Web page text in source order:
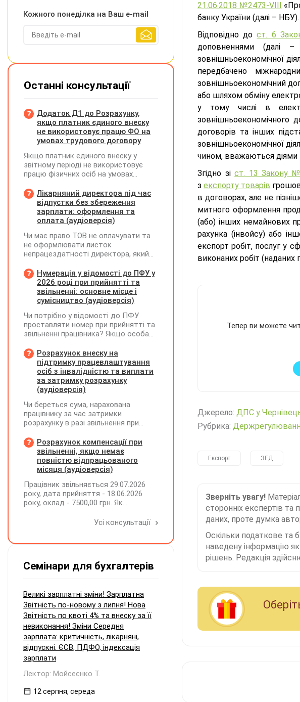
21.06.2018 №2473-VІІІ
банку України (далі – НБУ).
Відповідно дост. 6
доповненнями
зовнішньоекономічної
передбачено
зовнішньоекономічний
або шляхом обміну
у тому числі в
зовнішньоекономічного
договорів та інших
зовнішньоекономічної
чином, вважаються діями
Згідно зіст. 13 Закону
зекспорту товарів
в договорах, але не
митного оформлення
(або) інших немайнових
рахунка (інвойсу) або
експорт робіт, послуг у
виконаних робіт (наданих
Тепер ви можете
Джерело: ДПС у
Рубрика:
Експорт ЗЕД
Зверніть увагу!
сторонніх експертів та
даних, проте думка
Оскільки податкове та
наведену інформацію
рішень. Редакція
Кожного понеділка на Ваш e-mail
Останні консультації
Додаток Д1 до Розрахунку,
якщо платник єдиного внеску
не використовує працю ФО на
умовах трудового договору
Якщо платник єдиного внеску у
звітному періоді не використовує
працю фізичних осіб на умовах
на інших умовах, передбачених
законодавством, Додаток Д1/
Додаток ФІЗ-Д1 за відповідний
період не подається
Лікарняний директора під час
відпустки без збереження
зарплати: оформлення та
оплата (аудіоверсія)
Чи має право ТОВ не оплачувати та
не оформлювати листок
непрацездатності директора, який
збереження заробітної плати під час
призупинення діяльності
підприємства?
Нумерація у відомості до ПФУ у
2026 році при прийнятті та
звільненні: основне місце і
сумісництво (аудіоверсія)
Чи потрібно у відомості до ПФУ
проставляти номер при прийнятті та
звільненні працівника? Якщо особа
місцем роботи та за сумісництвом,
чи рахується це як два роботодавці?
Розрахунок внеску на
підтримку працевлаштування
осіб з інвалідністю та виплати
за затримку розрахунку
(аудіоверсія)
Чи береться сума, нарахована
працівнику за час затримки
розрахунку в разі звільнення при
заробітної плати (винагороди), для
розрахунку внеску на підтримку
працевлаштування осіб з
інвалідністю?
Розрахунок компенсації при
звільненні, якщо немає
повністю відпрацьованого
місяця (аудіоверсія)
Працівник звільняється 29.07.2026
року, дата прийняття - 18.06.2026
року, оклад - 7500,00 грн. Як
невикористаних днів відпустки при
Усі консультації
Семінари для бухгалтерів
Великі зарплатні зміни! Зарплатна
Звітність по-новому з липня! Нова
Звітність по квоті 4% та внеску за її
невиконання! Зміни Середня
зарплата: критичність, лікарняні,
відпускні. ЄСВ, ПДФО, індексація
зарплати
Лектор: Мойсеєнко Т.
12 серпня, середа